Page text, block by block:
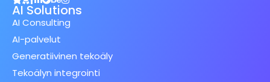
AI Solutions
AI Consulting
AI-palvelut
Generatiivinen tekoäly
Tekoälyn integrointi